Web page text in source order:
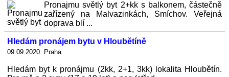
Pronajmu světlý byt 2+kk s balkonem, částečně
zařízený na Malvazinkách, Smíchov. Veřejná
doprava blí ...
Hledám pronájem bytu v Hloubětíně
09.09.2020 Praha
Hledám byt k pronájmu (2kk, 2+1, 3kk) lokalita Hloubětín.